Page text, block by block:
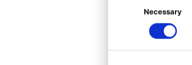
Necessary
Es ist